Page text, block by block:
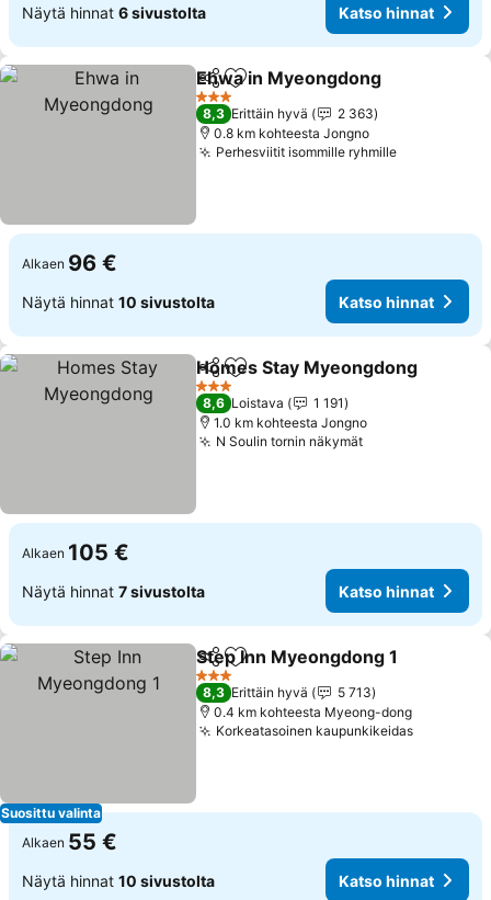
Näytä hinnat 6 sivustolta Katso hinnat
Jaa Lisää suosikkeihin
Ehwa in Myeongdong
3 Tähtiluokitus
8,3 Erittäin hyvä
2 363
0.8 km kohteesta Jongno
Perhesviitit isommille ryhmilleKatso
Alkaen 96 €
Näytä hinnat 10 sivustolta Katso hinnat
Jaa Lisää suosikkeihin
Homes Stay Myeongdong
3 Tähtiluokitus
8,6 Loistava
1 191
1.0 km kohteesta Jongno
N Soulin tornin näkymätKatso hinnat
Alkaen 105 €
Näytä hinnat 7 sivustolta Katso hinnat
Suosittu valinta
Jaa Lisää suosikkeihin
Step Inn Myeongdong 1
3 Tähtiluokitus
8,3 Erittäin hyvä
5 713
0.4 km kohteesta Myeong-dong
Korkeatasoinen kaupunkikeidasKatso
Alkaen 55 €
Näytä hinnat 10 sivustolta Katso hinnat